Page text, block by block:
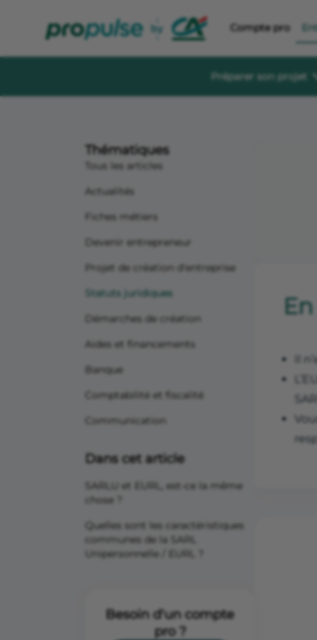
Compte pro
Préparer son projet
Le Crédit
Un espace
Thématiques
Tous les articles
Actualités
Fiches métiers
Devenir entrepreneur
Projet de création d'entreprise
Statuts juridiques
Démarches de création
Aides et financements
Banque
Comptabilité et fiscalité
Communication
Dans cet article
SARLU et EURL, est-ce la même
chose ?
Quelles sont les caractéristiques
communes de la SARL
Unipersonnelle / EURL ?
Besoin d'un compte
pro ?
Il